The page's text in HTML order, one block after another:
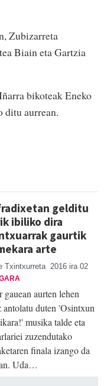
Zubizarreta
Biain eta Gartzia
bikoteak Eneko
ditu aurrean.
gelditu
ibiliko dira
gaurtik
arte
Txintxurreta 2016 ira 02
gauean aurten lehen
antolatu duten 'Osintxun
musika talde eta
zuzendutako
finala izango da
Uda…